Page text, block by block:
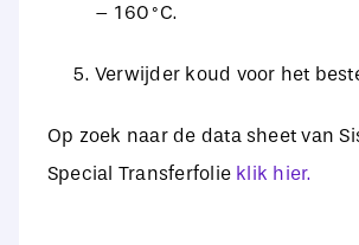
– 160 °C.
Verwijder koud voor het
Op zoek naar de data sheet van
Special Transferfolie klik hier.